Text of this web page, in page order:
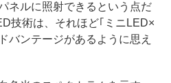
ネルに照射できるという点だ
技術は、それほど｢ミニLED×
バンテージがあるように思え